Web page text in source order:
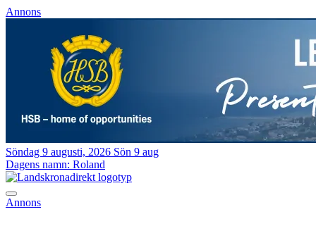
Annons
Söndag 9 augusti, 2026 Sön 9 aug
Dagens namn: Roland
Annons